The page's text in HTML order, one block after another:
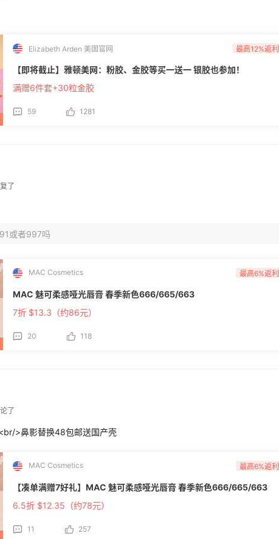
Elizabeth Arden 美国官网 最高12%返利
【即将截止】雅顿美网：粉胶、金胶等买一送一 银胶也参加！
满赠6件套+30粒金胶
59 1281
了
或者997吗
MAC Cosmetics 最高6%返利
MAC 魅可柔感哑光唇膏 春季新色666/665/663
7折 $13.3（约86元）
20 118
了
>鼻影替换48包邮送国产壳
MAC Cosmetics 最高6%返利
【凑单满赠7好礼】MAC 魅可柔感哑光唇膏 春季新色666/665/663
6.5折 $12.35（约78元）
11 257